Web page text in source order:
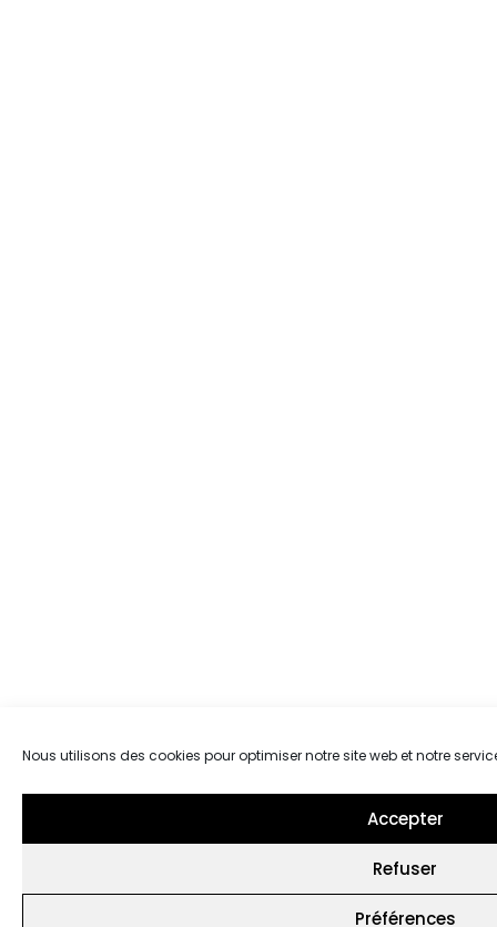
Nous utilisons des cookies pour optimiser notre site web et notre
Accepter
Refuser
Préférences